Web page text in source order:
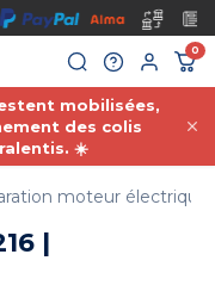
0
mobilisées,
des colis
☀️
moteur électrique
|